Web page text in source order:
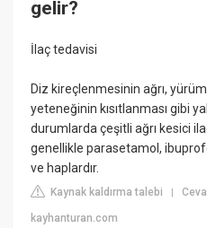
gelir?
İlaç tedavisi
Diz kireçlenmesinin ağrı,
yeteneğinin kısıtlanması gibi
durumlarda çeşitli ağrı kesici
genellikle parasetamol,
ve haplardır.
Kaynak kaldırma talebi |
kayhanturan.com